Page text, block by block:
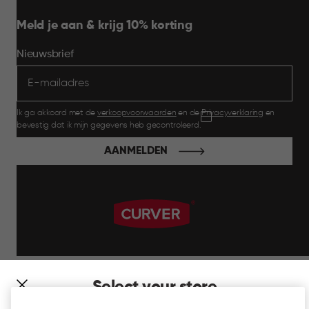
Select your store
Meld je aan & krijg 10% korting
Nieuwsbrief
Ik ga akkoord met de verkoopvoorwaarden en dePrivacyverklaring en
bevestig dat ik mijn gegevens heb gecontroleerd.
AANMELDEN